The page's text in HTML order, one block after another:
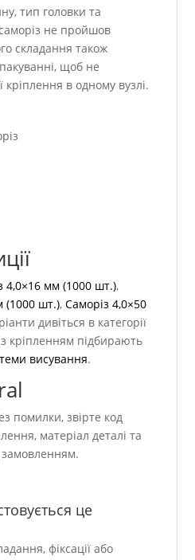
тип головки та
не пройшов
складання також
пакуванні, щоб не
кріплення в одному вузлі.
4,0×16 мм (1000 шт.),
(1000 шт.),Саморіз 4,0×50
дивіться в категорії
кріпленням підбирають
висування.
помилки, звірте код
матеріал деталі та
це
фіксації або